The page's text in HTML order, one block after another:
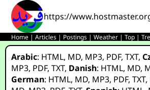
https://
Home |Articles | Postings |Weather |Top |
Arabic: HTML, MD, MP3, PDF,TXT,
MP3, PDF,TXT, Danish: HTML, MD,
German: HTML, MD, MP3, PDF,TXT,